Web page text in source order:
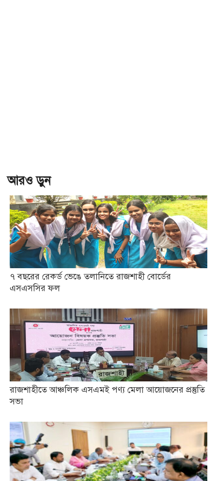
আরও ড়ুন
৭ বছরের রেকর্ড ভেঙে তলানিতে রাজশাহী বোর্ডের
এসএসসির ফল
রাজশাহীতে আঞ্চলিক এসএমই পণ্য মেলা আয়োজনের প্রস্তুতি
সভা